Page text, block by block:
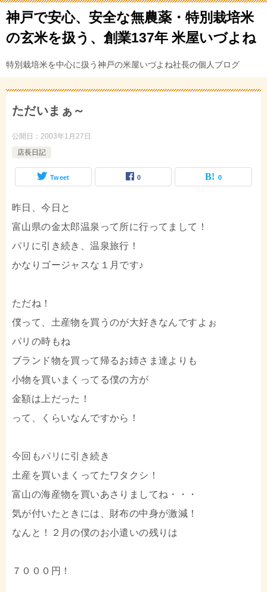
神戸で安心、安全な無農薬・特別栽培米
の玄米を扱う、創業137年 米屋いづよね
特別栽培米を中心に扱う神戸の米屋いづよね社長の個人ブログ
ただいまぁ～
公開日： 2003年1月27日
店長日記
Tweet 0 0
昨日、今日と
富山県の金太郎温泉って所に行ってまして！
パリに引き続き、温泉旅行！
かなりゴージャスな１月です♪
ただね！
僕って、土産物を買うのが大好きなんですよぉ
パリの時もね
ブランド物を買って帰るお姉さま達よりも
小物を買いまくってる僕の方が
金額は上だった！
って、くらいなんですから！
今回もパリに引き続き
土産を買いまくってたワタクシ！
富山の海産物を買いあさりましてね・・・
気が付いたときには、財布の中身が激減！
なんと！２月の僕のお小遣いの残りは
７０００円！